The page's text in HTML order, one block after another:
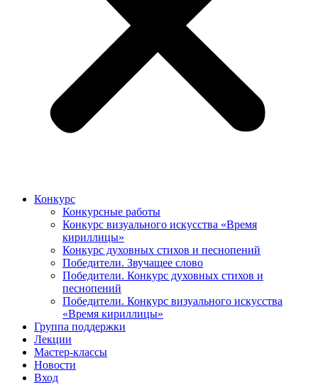
Конкурс
Конкурсные работы
Конкурс визуального искусства «Время
кириллицы»
Конкурс духовных стихов и песнопений
Победители. Звучащее слово
Победители. Конкурс духовных стихов и
песнопений
Победители. Конкурс визуального искусства
«Время кириллицы»
Группа поддержки
Лекции
Мастер-классы
Новости
Вход